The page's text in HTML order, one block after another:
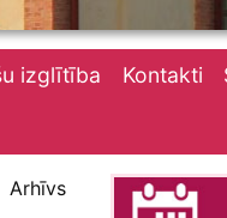
izglītība Kontakti
Arhīvs